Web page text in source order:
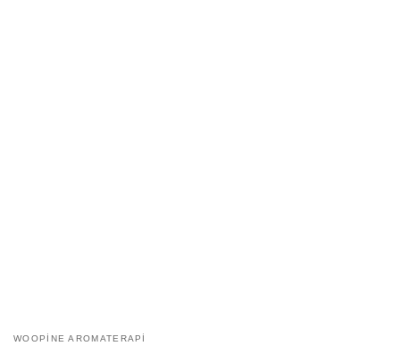
WOOPINE AROMATERAPI